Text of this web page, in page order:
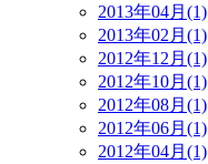
2013年04月(1)
2013年02月(1)
2012年12月(1)
2012年10月(1)
2012年08月(1)
2012年06月(1)
2012年04月(1)